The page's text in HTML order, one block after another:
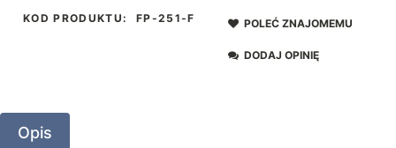
KOD PRODUKTU: FP-251-F POLEĆ ZNAJOMEMU
DODAJ OPINIĘ
Opis